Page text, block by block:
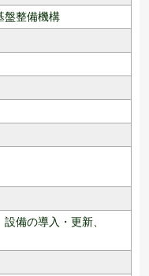
盤整備機構
設備の導入・更新、